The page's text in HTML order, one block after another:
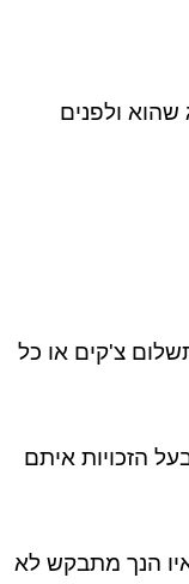
שהוא ולפנים
צ'קים או כל
הזכויות איתם
הנך מתבקש לא